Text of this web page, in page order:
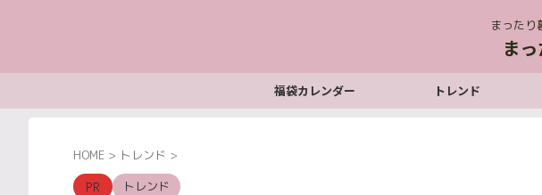
まったり
ま
福袋カレンダー トレンド
HOME > トレンド >
トレンド